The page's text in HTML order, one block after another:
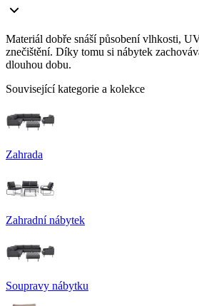
Materiál dobře snáší působení vlhkosti,
znečištění. Díky tomu si nábytek
dlouhou dobu.
Související kategorie a kolekce
Zahrada
Zahradní nábytek
Soupravy nábytku